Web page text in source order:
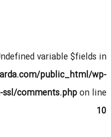
variable $fields in
public_html/wp-
comments.phpon line
10